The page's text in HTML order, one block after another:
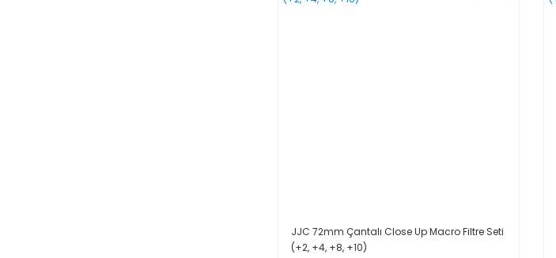
JJC 72mm Çantalı Close Up Macro Filtre Seti
(+2, +4, +8, +10)